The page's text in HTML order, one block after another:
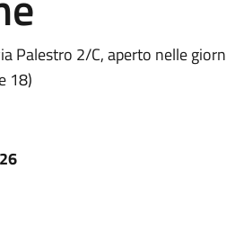
Palestro 2/C, aperto nelle
18)